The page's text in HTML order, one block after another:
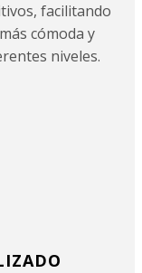
facilitando
cómoda y
niveles.